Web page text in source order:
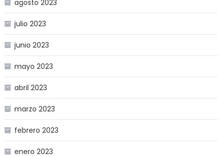
agosto 2023
julio 2023
junio 2023
mayo 2023
abril 2023
marzo 2023
febrero 2023
enero 2023